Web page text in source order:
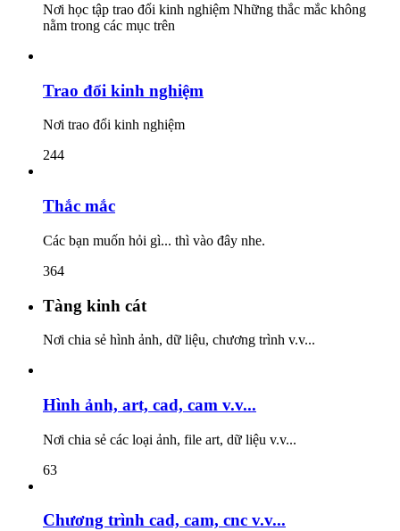
Nơi học tập trao đổi kinh nghiệm Những thắc mắc không
nằm trong các mục trên
Trao đổi kinh nghiệm
Nơi trao đổi kinh nghiệm
244
Thắc mắc
Các bạn muốn hỏi gì... thì vào đây nhe.
364
Tàng kinh cát
Nơi chia sẻ hình ảnh, dữ liệu, chương trình v.v...
Hình ảnh, art, cad, cam v.v...
Nơi chia sẻ các loại ảnh, file art, dữ liệu v.v...
63
Chương trình cad, cam, cnc v.v...